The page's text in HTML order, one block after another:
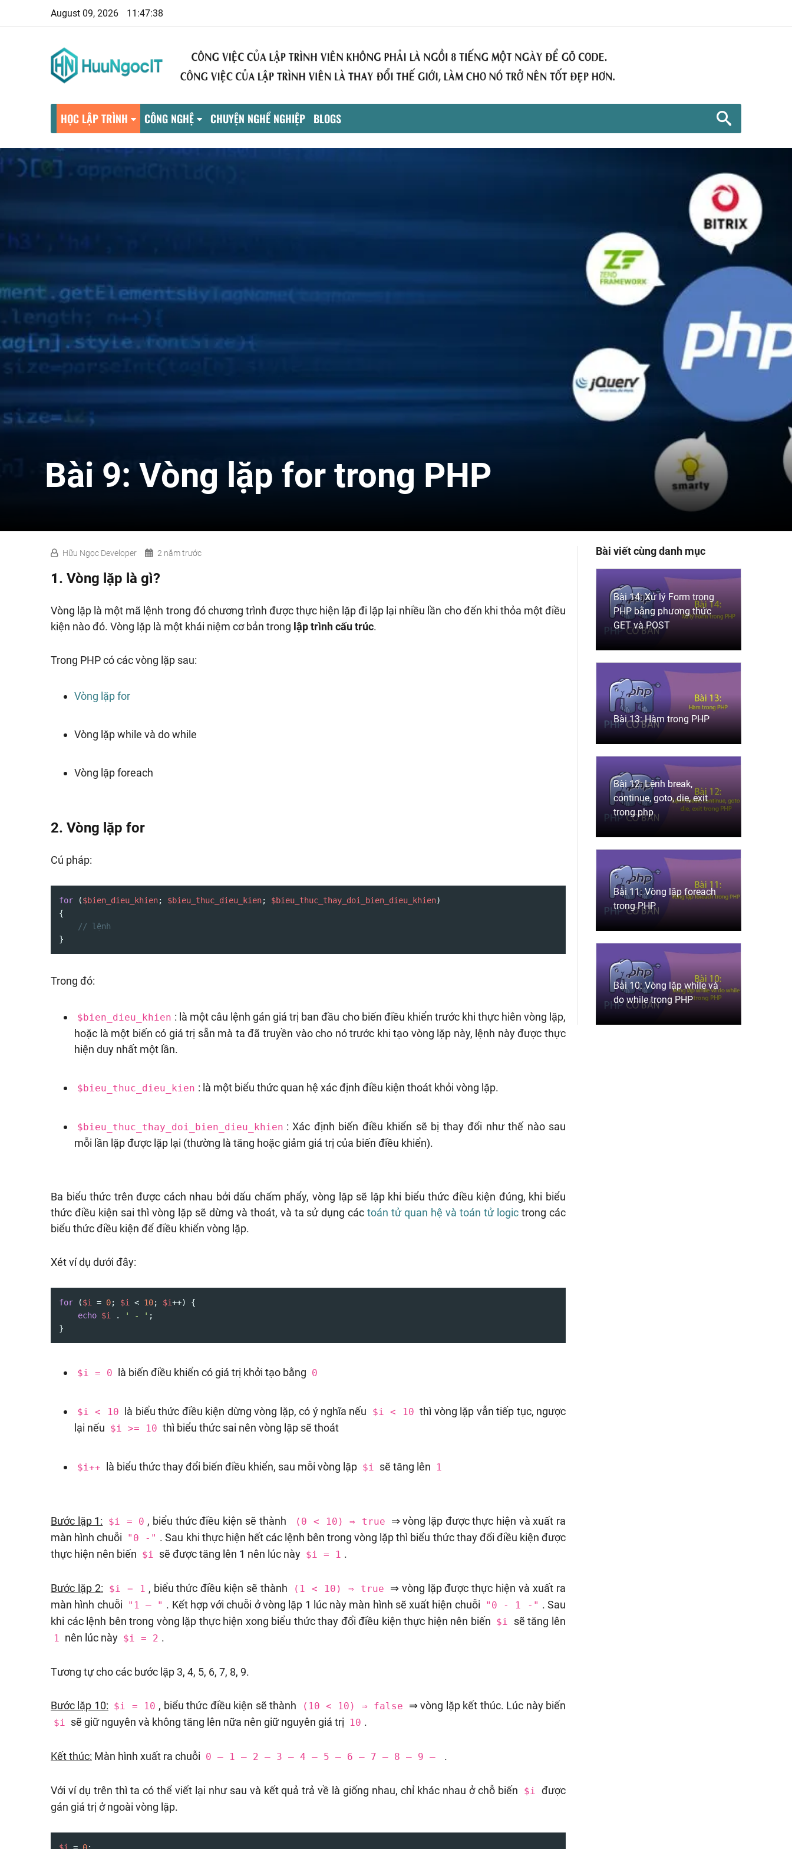
August 09, 2026 11:47:39
HỌC LẬP TRÌNH CÔNG NGHỆ CHUYỆN NGHỀ NGHIỆP BLOGS
Bài 9: Vòng lặp for trong PHP
Hữu Ngọc Developer 2 năm trước
1. Vòng lặp là gì?
Vòng lặp là một mã lệnh trong đó chương trình được thực hiện lặp đi lặp lại nhiều lần cho đến khi thỏa một điều
kiện nào đó. Vòng lặp là một khái niệm cơ bản trong lập trình cấu trúc.
Trong PHP có các vòng lặp sau:
Vòng lặp for
Vòng lặp while và do while
Vòng lặp foreach
2. Vòng lặp for
Cú pháp:
for ($bien_dieu_khien; $bieu_thuc_dieu_kien; $bieu_thuc_thay_doi_bien_dieu_khien)
{
// lệnh
}
Trong đó:
$bien_dieu_khien : là một câu lệnh gán giá trị ban đầu cho biến điều khiển trước khi thực hiên vòng lặp,
hoặc là một biến có giá trị sẵn mà ta đã truyền vào cho nó trước khi tạo vòng lặp này, lệnh này được thực
hiện duy nhất một lần.
$bieu_thuc_dieu_kien : là một biểu thức quan hệ xác định điều kiện thoát khỏi vòng lặp.
$bieu_thuc_thay_doi_bien_dieu_khien : Xác định biến điều khiển sẽ bị thay đổi như thế nào sau
mỗi lần lặp được lặp lại (thường là tăng hoặc giảm giá trị của biến điều khiển).
Ba biểu thức trên được cách nhau bởi dấu chấm phẩy, vòng lặp sẽ lặp khi biểu thức điều kiện đúng, khi biểu
thức điều kiện sai thì vòng lặp sẽ dừng và thoát, và ta sử dụng cáctoán tử quan hệ và toán tử logic trong các
biểu thức điều kiện để điều khiển vòng lặp.
Xét ví dụ dưới đây:
for ($i = 0; $i < 10; $i++) {
echo $i . ' - ' ;
}
$i = 0 là biến điều khiển có giá trị khởi tạo bằng 0
$i < 10 là biểu thức điều kiện dừng vòng lặp, có ý nghĩa nếu $i < 10 thì vòng lặp vẫn tiếp tục, ngược
lại nếu $i >= 10 thì biểu thức sai nên vòng lặp sẽ thoát
$i++ là biểu thức thay đổi biến điều khiển, sau mỗi vòng lặp $i sẽ tăng lên 1
Bước lặp 1: $i = 0 , biểu thức điều kiện sẽ thành (0 < 10) ⇒ true
⇒ vòng lặp được thực hiện và xuất ra
màn hình chuỗi
"0 -" . Sau khi thực hiện hết các lệnh bên trong vòng lặp thì biểu thức thay đổi điều kiện được
thực hiện nên biến $i sẽ được tăng lên 1 nên lúc này $i = 1 .
Bước lặp 2: $i = 1 , biểu thức điều kiện sẽ thành (1 < 10) ⇒ true
⇒ vòng lặp được thực hiện và xuất ra
màn hình chuỗi
"1 – " . Kết hợp với chuỗi ở vòng lặp 1 lúc này màn hình sẽ xuất hiện chuỗi "0 - 1 -" . Sau
khi các lệnh bên trong vòng lặp thực hiện xong biểu thức thay đổi điều kiện thực hiện nên biến $i sẽ tăng lên
1 nên lúc này $i = 2 .
Tương tự cho các bước lặp 3, 4, 5, 6, 7, 8, 9.
Bước lặp 10: $i = 10 , biểu thức điều kiện sẽ thành (10 < 10) ⇒ false ⇒ vòng lặp kết thúc. Lúc này biến
$i sẽ giữ nguyên và không tăng lên nữa nên giữ nguyên giá trị 10 .
Kết thúc: Màn hình xuất ra chuỗi 0 – 1 – 2 – 3 – 4 – 5 – 6 – 7 – 8 – 9 – .
Với ví dụ trên thì ta có thể viết lại như sau và kết quả trả về là giống nhau, chỉ khác nhau ở chỗ biến $i được
gán giá trị ở ngoài vòng lặp.
Bài viết cùng danh mục
Bài 14: Xử lý Form trong
PHP bằng phương thức
GET và POST
Bài 13: Hàm trong PHP
Bài 12: Lệnh break,
continue, goto, die, exit
trong php
Bài 11: Vòng lặp foreach
trong PHP
Bài 10: Vòng lặp while và
do while trong PHP